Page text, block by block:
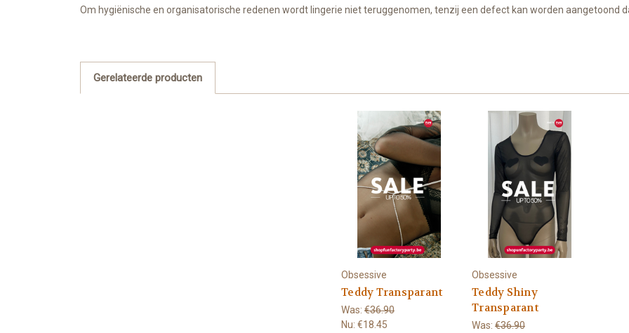
Om hygiënische en organisatorische redenen wordt lingerie niet teruggenomen, tenzij een defect kan worden aangetoond
Gerelateerde producten
Obsessive
Teddy Transparant
Was: €36.90
Nu: €18.45
Obsessive
Teddy Shiny
Transparant
Was: €36.90